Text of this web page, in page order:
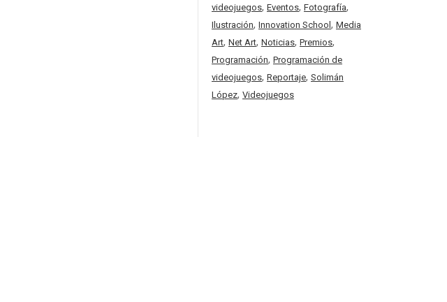
videojuegos, Eventos, Fotografía,
Ilustración, Innovation School , Media
Art, Net Art, Noticias, Premios,
Programación, Programación de
videojuegos, Reportaje, Solimán
López, Videojuegos